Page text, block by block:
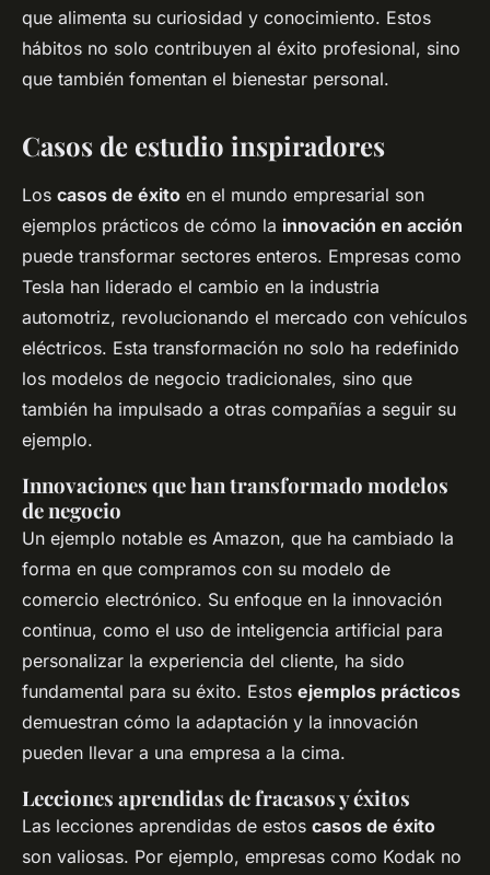
que alimenta su curiosidad y conocimiento. Estos
hábitos no solo contribuyen al éxito profesional, sino
que también fomentan el bienestar personal.
Casos de estudio inspiradores
Los casos de éxito en el mundo empresarial son
ejemplos prácticos de cómo la innovación en acción
puede transformar sectores enteros. Empresas como
Tesla han liderado el cambio en la industria
automotriz, revolucionando el mercado con vehículos
eléctricos. Esta transformación no solo ha redefinido
los modelos de negocio tradicionales, sino que
también ha impulsado a otras compañías a seguir su
ejemplo.
Innovaciones que han transformado modelos
de negocio
Un ejemplo notable es Amazon, que ha cambiado la
forma en que compramos con su modelo de
comercio electrónico. Su enfoque en la innovación
continua, como el uso de inteligencia artificial para
personalizar la experiencia del cliente, ha sido
fundamental para su éxito. Estos ejemplos prácticos
demuestran cómo la adaptación y la innovación
pueden llevar a una empresa a la cima.
Lecciones aprendidas de fracasos y éxitos
Las lecciones aprendidas de estos casos de éxito
son valiosas. Por ejemplo, empresas como Kodak no